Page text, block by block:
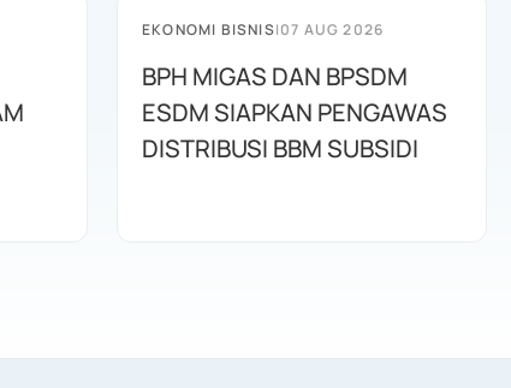
EKONOMI BISNIS|07 AUG 2026
BPH MIGAS DAN BPSDM
ESDM SIAPKAN PENGAWAS
DISTRIBUSI BBM SUBSIDI